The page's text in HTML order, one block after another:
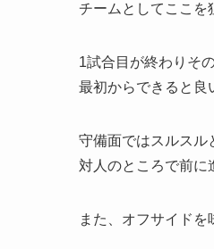
チームとしてここを
1試合目が終わりそ
最初からできると良
守備面ではスルスル
対人のところで前に
また、オフサイドを